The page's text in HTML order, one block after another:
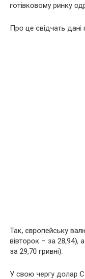
готівковому ринку
Про це свідчать дані
Так, європейську
вівторок – за 28,94),
за 29,70 гривні).
У свою чергу долар